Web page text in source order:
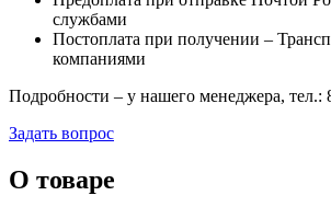
службами
Постоплата при получении –
компаниями
Подробности – у нашего менеджера, тел.:
Задать вопрос
О товаре